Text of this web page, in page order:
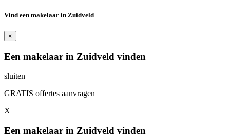
Vind een makelaar in Zuidveld
×
Een makelaar in Zuidveld vinden
sluiten
GRATIS offertes aanvragen
X
Een makelaar in Zuidveld vinden